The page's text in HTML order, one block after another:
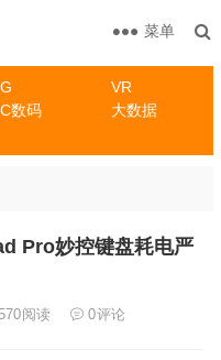
VR
数码
大数据
菜单
Pro妙控键盘耗电严
阅读 0评论